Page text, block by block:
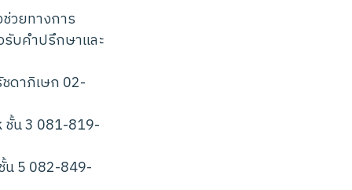
วยทางการ
บคำปรึกษาและ
ดาภิเษก 02-
ชั้น 3 081-819-
น 5 082-849-